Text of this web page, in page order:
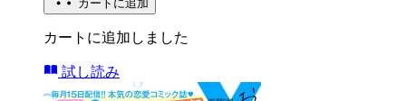
カートに追加
カートに追加しました
試し読み